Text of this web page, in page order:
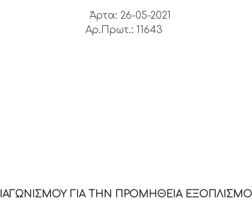
Άρτα: 26-05-2021
Αρ.Πρωτ.: 11643
ΓΙΑ ΤΗΝ ΠΡΟΜΗΘΕΙΑ